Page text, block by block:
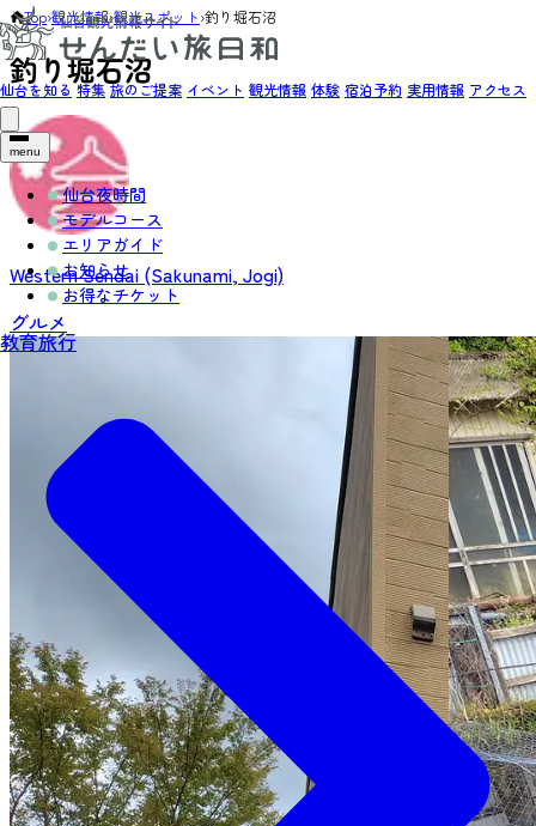
仙台を知る 特集 旅のご提案 イベント 観光情報 体験 宿泊予約 実用情報 アクセス
menu
仙台夜時間
モデルコース
エリアガイド
お知らせ
お得なチケット
教育旅行
Top›観光情報›観光スポット›釣り堀石沼
釣り堀石沼
Western Sendai (Sakunami, Jogi)
グルメ